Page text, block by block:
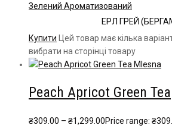
Зелений Ароматизований
ЕРЛ ГРЕЙ
Купити Цей товар має кілька
вибрати на сторінці товару
Peach Apricot Green Tea
₴309.00 – ₴1,299.00Price range: